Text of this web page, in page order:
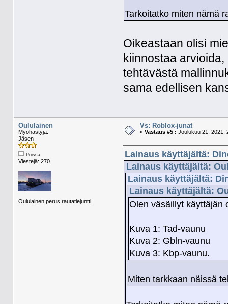
Tarkoitatko miten nämä
Oikeastaan olisi
kiinnostaa
tehtävästä
sama edellisen
Oululainen
Myöhästyjä.
Jäsen
Poissa
Viestejä: 270
Oululainen perus rautatiejuntti.
Vs: Roblox-junat
« Vastaus #5 : Joulukuu 21, 2021,
Lainaus käyttäjältä:
Lainaus käyttäjältä:
Lainaus käyttäjältä:
Lainaus käyttäjältä:
Olen väsäillyt käyttäjän
Kuva 1: Tad-vaunu
Kuva 2: Gbln-vaunu
Kuva 3: Kbp-vaunu.
Miten tarkkaan näissä